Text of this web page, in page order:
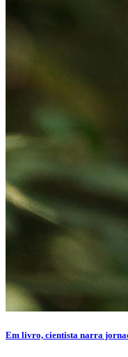
Em livro, cientista narra